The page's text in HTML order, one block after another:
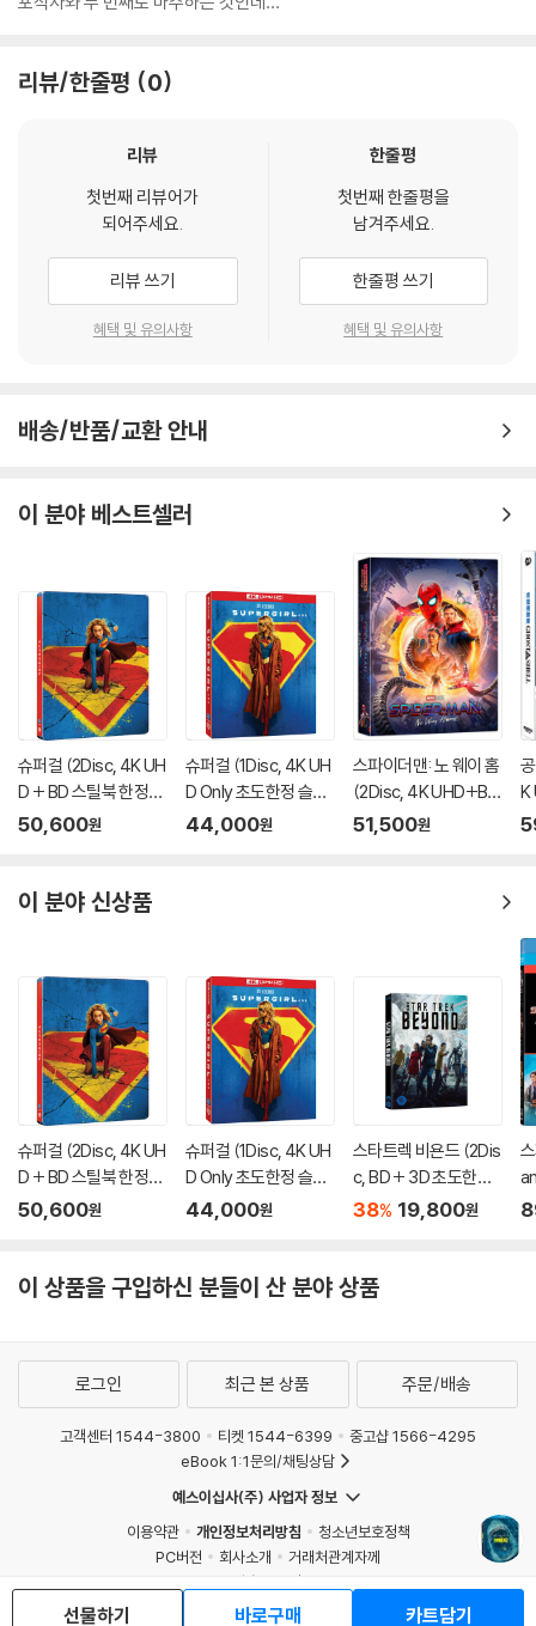
리뷰/한줄평 0
리뷰
첫번째 리뷰어가
되어주세요.
리뷰 쓰기
혜택 및 유의사항
한줄평
첫번째 한줄평을
남겨주세요.
한줄평 쓰기
혜택 및 유의사항
배송/반품/교환 안내
이 분야 베스트셀러
슈퍼걸 (2Disc, 4K UH
D + BD 스틸북 한정
판) (펀치) : 블루레이
50,600원
슈퍼걸 (1Disc, 4K UH
D Only 초도한정 슬립
케이스) : 블루레이
44,000원
스파이더맨: 노 웨이 홈
(2Disc, 4K UHD+BD
렌티큘러 풀슬립 B1 스
51,500원
K
이 분야 신상품
슈퍼걸 (2Disc, 4K UH
D + BD 스틸북 한정
판) (펀치) : 블루레이
50,600원
슈퍼걸 (1Disc, 4K UH
D Only 초도한정 슬립
케이스) : 블루레이
44,000원
스타트렉 비욘드 (2Dis
c, BD + 3D 초도한정
오링 케이스) : 블루레
38% 19,800원
이 상품을 구입하신 분들이 산 분야 상품
선물하기 바로구매 카트담기
로그인 최근 본 상품 주문/배송
고객센터 1544-3800 티켓 1544-6399
중고샵 1566-4295
eBook 1:1문의/채팅상담
예스이십사(주) 사업자 정보
이용약관
개인정보처리방침
청소년보호정책
PC버전
회사소개
거래처관계자께
도서홍보
광고
Copyright © YES24 Corp. All Rights Reserved.